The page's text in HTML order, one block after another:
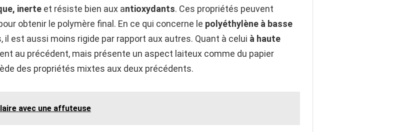
inerte et résiste bien aux antioxydants. Ces propriétés peuvent
obtenir le polymère final. En ce qui concerne le polyéthylène à basse
est aussi moins rigide par rapport aux autres. Quant à celui à haute
au précédent, mais présente un aspect laiteux comme du papier
des propriétés mixtes aux deux précédents.
avec une affuteuse